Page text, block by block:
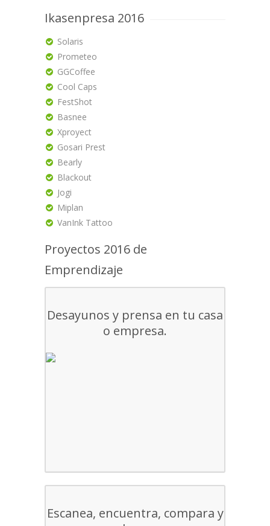
Ikasenpresa 2016
Solaris
Prometeo
GGCoffee
Cool Caps
FestShot
Basnee
Xproyect
Gosari Prest
Bearly
Blackout
Jogi
Miplan
VanInk Tattoo
Proyectos 2016 de
Emprendizaje
Desayunos y prensa en tu casa
o empresa.
Escanea, encuentra, compara y